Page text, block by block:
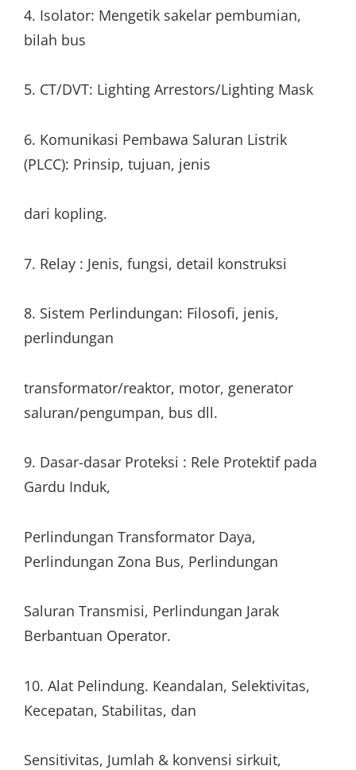
4. Isolator: Mengetik sakelar pembumian,
bilah bus
5. CT/DVT: Lighting Arrestors/Lighting Mask
6. Komunikasi Pembawa Saluran Listrik
(PLCC): Prinsip, tujuan, jenis
dari kopling.
7. Relay : Jenis, fungsi, detail konstruksi
8. Sistem Perlindungan: Filosofi, jenis,
perlindungan
transformator/reaktor, motor, generator
saluran/pengumpan, bus dll.
9. Dasar-dasar Proteksi : Rele Protektif pada
Gardu Induk,
Perlindungan Transformator Daya,
Perlindungan Zona Bus, Perlindungan
Saluran Transmisi, Perlindungan Jarak
Berbantuan Operator.
10. Alat Pelindung. Keandalan, Selektivitas,
Kecepatan, Stabilitas, dan
Sensitivitas, Jumlah & konvensi sirkuit,